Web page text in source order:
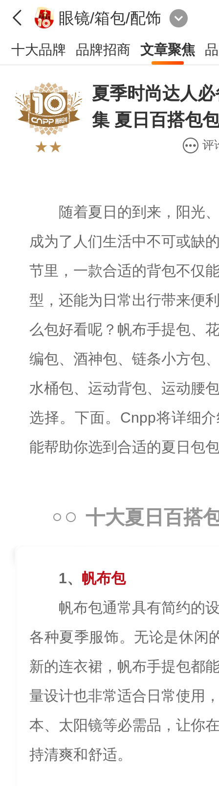
眼镜/箱包/配饰
十大品牌 品牌招商 文章聚焦
★★
夏季时尚达人
集 夏日百搭包
评
随着夏日的到来，阳光
成为了人们生活中不可或缺
节里，一款合适的背包不仅
型，还能为日常出行带来便
么包好看呢？帆布手提包、
编包、酒神包、链条小方包
水桶包、运动背包、运动腰
选择。下面。Cnpp将详细
能帮助你选到合适的夏日包
十大夏日百搭
1、 帆布包
帆布包通常具有简约的
各种夏季服饰。无论是休闲
新的连衣裙，帆布手提包都
量设计也非常适合日常使用
本、太阳镜等必需品，让你
持清爽和舒适。